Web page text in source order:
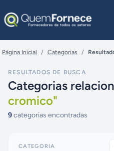
Página Inicial / Categorias /
RESULTADOS DE BUSCA
Categorias
cromico"
9categorias encontradas
CATEGORIA